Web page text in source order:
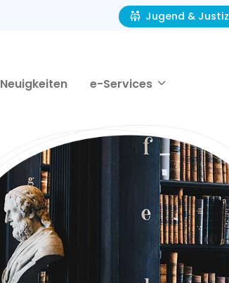
Jugend & Justiz
Neuigkeiten e-Services